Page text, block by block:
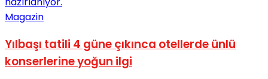
Magazin
Yılbaşı tatili 4 güne çıkınca otellerde ünlü
konserlerine yoğun ilgi